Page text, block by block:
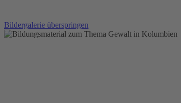
Bildergalerie überspringen